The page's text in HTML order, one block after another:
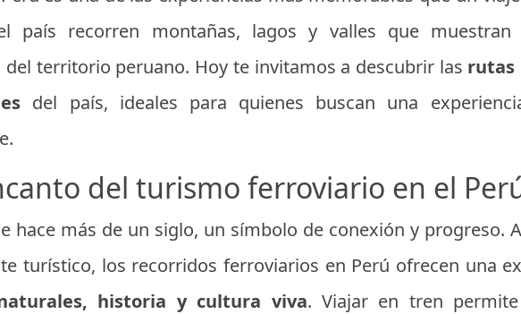
país recorren montañas, lagos y valles que muestran
territorio peruano. Hoy te invitamos a descubrir las rutas
del país, ideales para quienes buscan una
del turismo ferroviario en el
hace más de un siglo, un símbolo de conexión y progreso.
turístico, los recorridos ferroviarios en Perú ofrecen una
historia y cultura viva. Viajar en tren